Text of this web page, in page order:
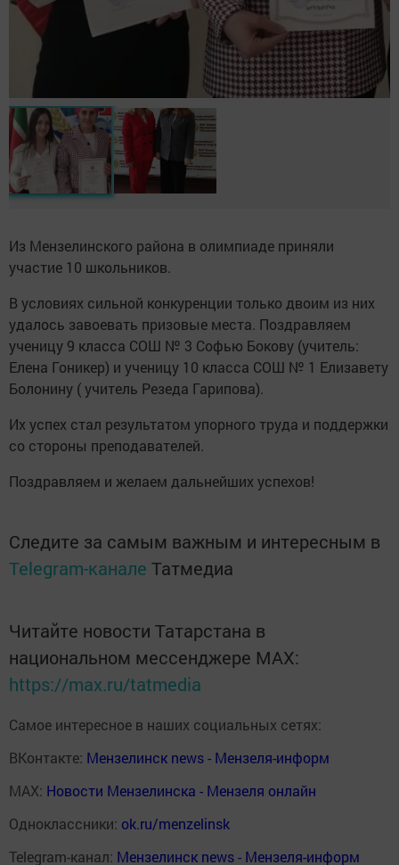
Из Мензелинского района в олимпиаде приняли
участие 10 школьников.
В условиях сильной конкуренции только двоим из них
удалось завоевать призовые места. Поздравляем
ученицу 9 класса СОШ № 3 Софью Бокову (учитель:
Елена Гоникер) и ученицу 10 класса СОШ № 1 Елизавету
Болонину ( учитель Резеда Гарипова).
Их успех стал результатом упорного труда и поддержки
со стороны преподавателей.
Поздравляем и желаем дальнейших успехов!
Следите за самым важным и интересным в
Telegram-канале Татмедиа
Читайте новости Татарстана в
национальном мессенджере MАХ:
https://max.ru/tatmedia
Самое интересное в наших социальных сетях:
ВКонтакте: Мензелинск news - Мензеля-информ
MAX: Новости Мензелинска - Мензеля онлайн
Одноклассники: ok.ru/menzelinsk
Telegram-канал: Мензелинск news - Мензеля-информ